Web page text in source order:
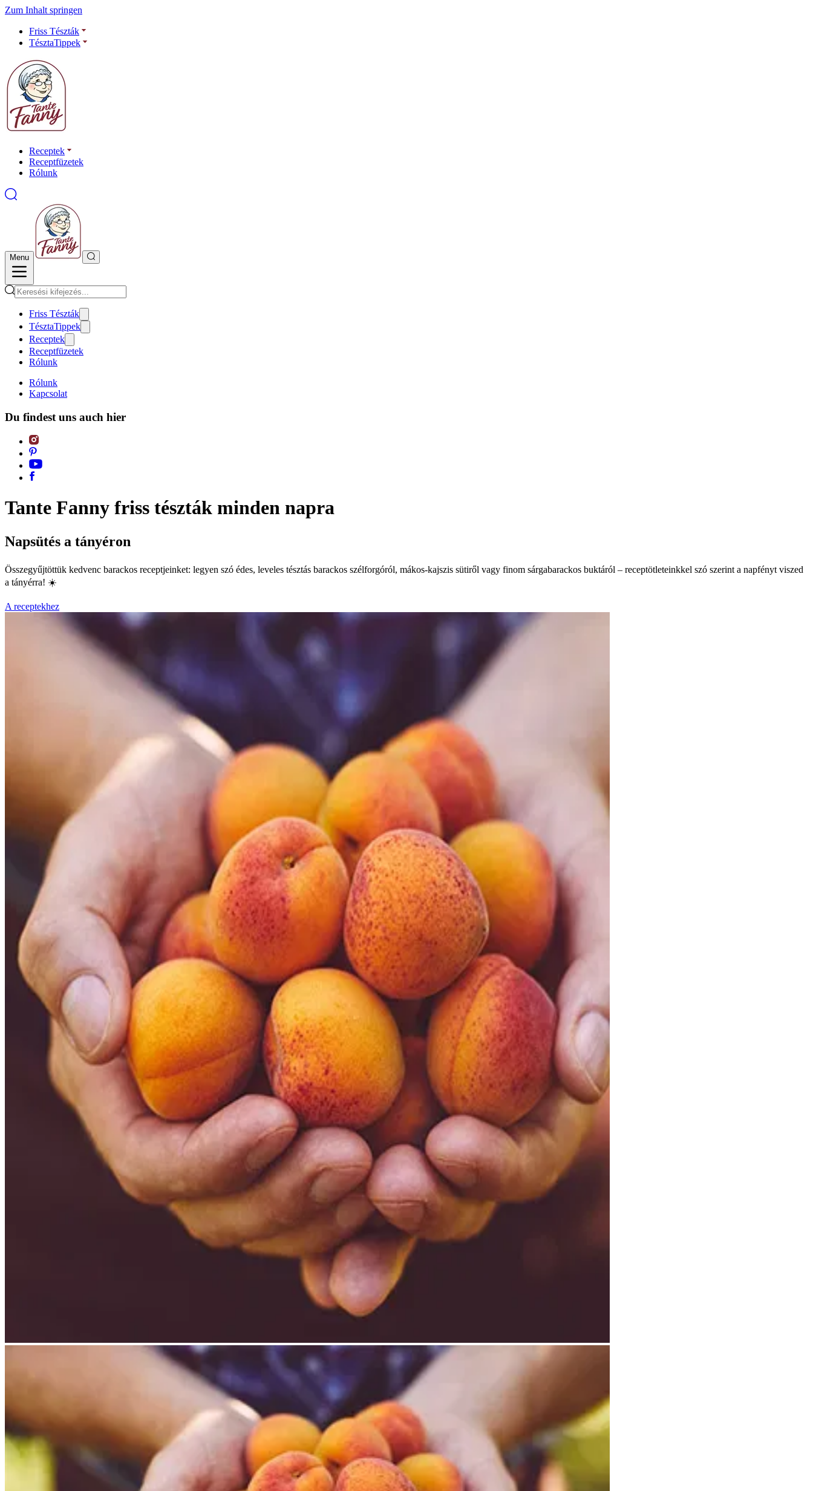
Zum Inhalt springen
Friss Tészták
TésztaTippek
Receptek
Receptfüzetek
Rólunk
Menu
Friss Tészták
TésztaTippek
Receptek
Receptfüzetek
Rólunk
Rólunk
Kapcsolat
Du findest uns auch hier
Tante Fanny friss tészták minden napra
Napsütés a tányéron
Összegyűjtöttük kedvenc barackos receptjeinket: legyen szó édes, leveles tésztás barackos szélforgóról, mákos-kajszis sütiről vagy finom sárgabarackos buktáról – receptötleteinkkel szó szerint a napfényt viszed
a tányérra! ☀️
A receptekhez